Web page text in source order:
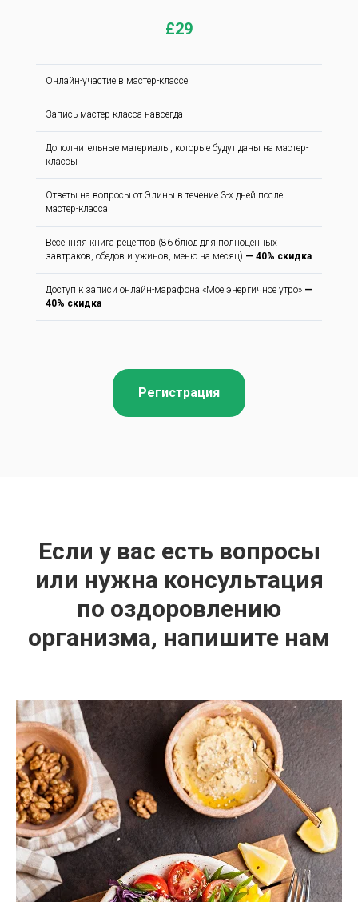
£29
Онлайн-участие в мастер-классе
Запись мастер-класса навсегда
Дополнительные материалы, которые будут даны на мастер-
классы
Ответы на вопросы от Элины в течение 3-х дней после
мастер-класса
Весенняя книга рецептов (86 блюд для полноценных
завтраков, обедов и ужинов, меню на месяц) — 40% скидка
Доступ к записи онлайн-марафона «Мое энергичное утро» —
40% скидка
Регистрация
Если у вас есть вопросы
или нужна консультация
по оздоровлению
организма, напишите нам